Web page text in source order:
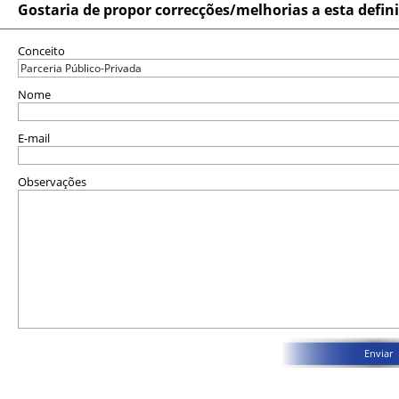
Gostaria de propor correcções/melhorias a esta
Conceito
Nome
E-mail
Observações
Enviar